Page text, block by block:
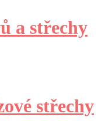
a střechy
střechy